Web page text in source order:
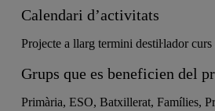
Calendari d’activitats
Projecte a llarg termini destiŀlador
Grups que es beneficien del
Primària, ESO, Batxillerat, Famílies,